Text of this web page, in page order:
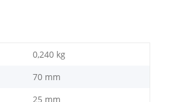
0,240 kg
70 mm
25 mm